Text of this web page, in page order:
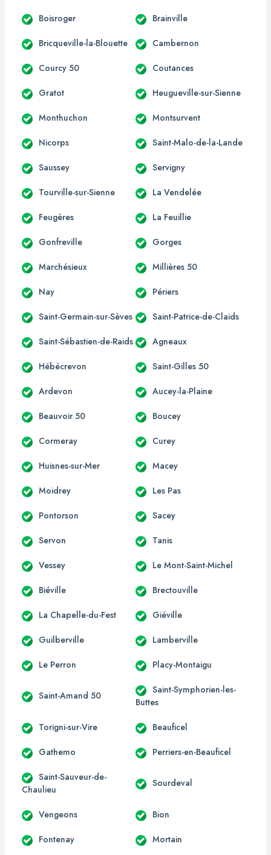
Boisroger Brainville
Bricqueville-la-Blouette Cambernon
Courcy 50 Coutances
Gratot Heugueville-sur-Sienne
Monthuchon Montsurvent
Nicorps Saint-Malo-de-la-Lande
Saussey Servigny
Tourville-sur-Sienne La Vendelée
Feugères La Feuillie
Gonfreville Gorges
Marchésieux Millières 50
Nay Périers
Saint-Germain-sur-Sèves Saint-Patrice-de-Claids
Saint-Sébastien-de-Raids Agneaux
Hébécrevon Saint-Gilles 50
Ardevon Aucey-la-Plaine
Beauvoir 50 Boucey
Cormeray Curey
Huisnes-sur-Mer Macey
Moidrey Les Pas
Pontorson Sacey
Servon Tanis
Vessey Le Mont-Saint-Michel
Biéville Brectouville
La Chapelle-du-Fest Giéville
Guilberville Lamberville
Le Perron Placy-Montaigu
Saint-Amand 50
Saint-Symphorien-les-
Buttes
Torigni-sur-Vire Beauficel
Gathemo Perriers-en-Beauficel
Saint-Sauveur-de-
Chaulieu
Sourdeval
Vengeons Bion
Fontenay Mortain